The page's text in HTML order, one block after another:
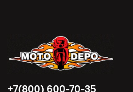
+7(800) 600-70-35